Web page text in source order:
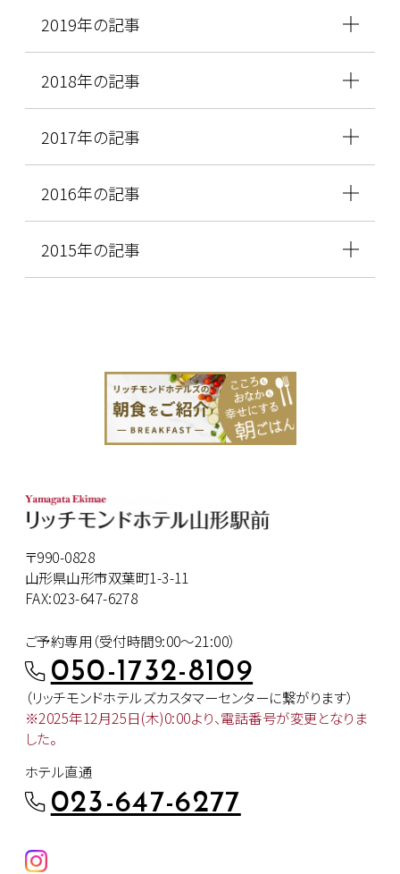
2019年の記事
2018年の記事
2017年の記事
2016年の記事
2015年の記事
〒990-0828
山形県山形市双葉町1-3-11
FAX:023-647-6278
ご予約専用（受付時間9:00～21:00）
050-1732-8109
（リッチモンドホテルズカスタマーセンターに繋がります）
※2025年12月25日(木)0:00より、電話番号が変更となりま
した。
ホテル直通
023-647-6277